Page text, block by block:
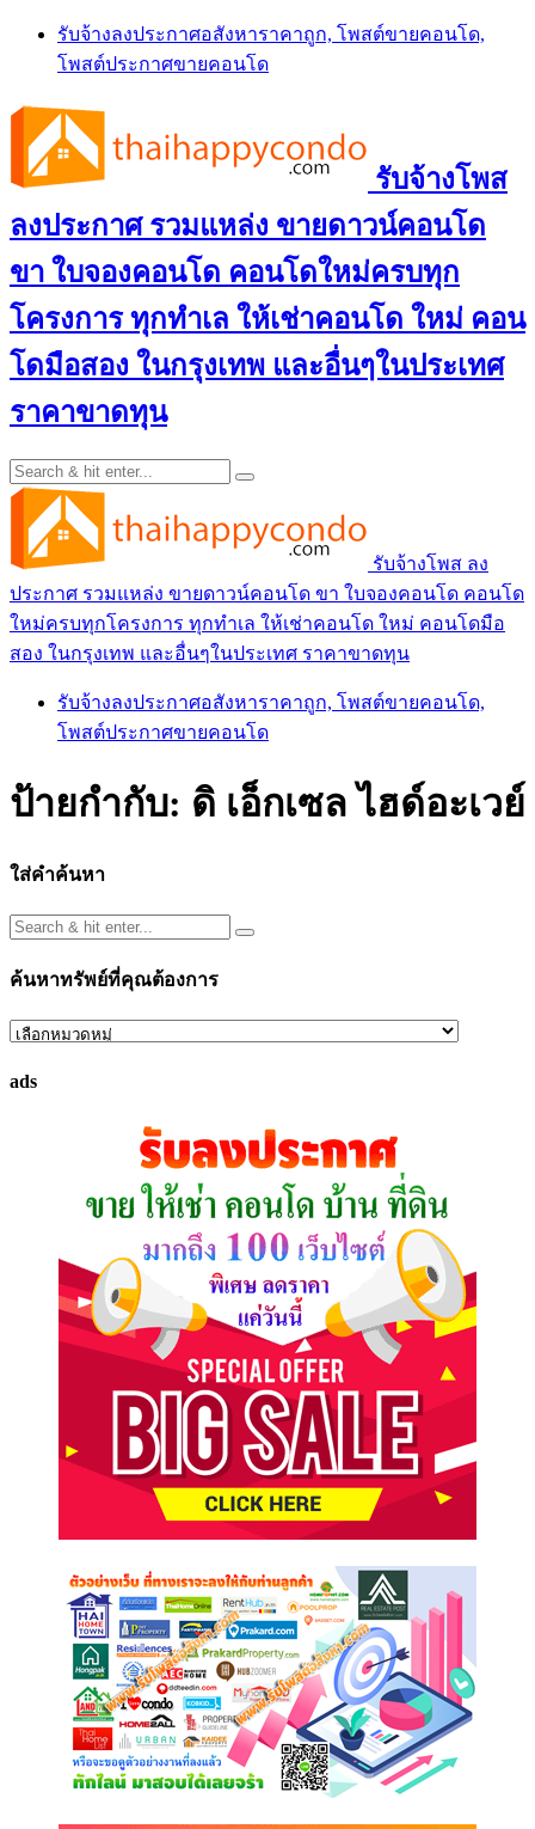
Skip
content
รับจ้างลงประกาศอสังหาราคาถูก, โพสต์ขายคอนโด,
โพสต์ประกาศขายคอนโด
รับจ้างโพส
ลงประกาศ รวมแหล่ง ขายดาวน์คอนโด
ขา ใบจองคอนโด คอนโดใหม่ครบทุก
โครงการ ทุกทำเล ให้เช่าคอนโด ใหม่ คอน
โดมือสอง ในกรุงเทพ และอื่นๆในประเทศ
ราคาขาดทุน
รับจ้างโพส ลง
ประกาศ รวมแหล่ง ขายดาวน์คอนโด ขา ใบจองคอนโด คอนโด
ใหม่ครบทุกโครงการ ทุกทำเล ให้เช่าคอนโด ใหม่ คอนโดมือ
สอง ในกรุงเทพ และอื่นๆในประเทศ ราคาขาดทุน
รับจ้างลงประกาศอสังหาราคาถูก, โพสต์ขายคอนโด,
โพสต์ประกาศขายคอนโด
ป้ายกำกับ: ดิ เอ็กเซล ไฮด์อะเวย์
ใส่คำค้นหา
ค้นหาทรัพย์ที่คุณต้องการ
ค้นหา
ที่
ads